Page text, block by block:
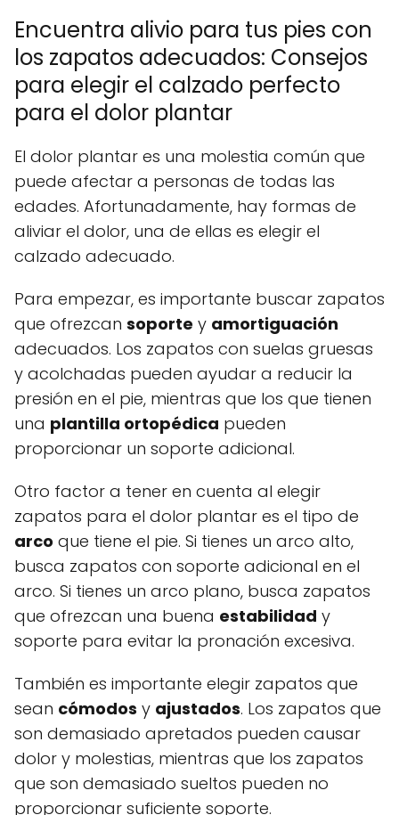
Encuentra alivio para tus pies con
los zapatos adecuados: Consejos
para elegir el calzado perfecto
para el dolor plantar
El dolor plantar es una molestia común que
puede afectar a personas de todas las
edades. Afortunadamente, hay formas de
aliviar el dolor, una de ellas es elegir el
calzado adecuado.
Para empezar, es importante buscar zapatos
que ofrezcan soporte y amortiguación
adecuados. Los zapatos con suelas gruesas
y acolchadas pueden ayudar a reducir la
presión en el pie, mientras que los que tienen
una plantilla ortopédica pueden
proporcionar un soporte adicional.
Otro factor a tener en cuenta al elegir
zapatos para el dolor plantar es el tipo de
arco que tiene el pie. Si tienes un arco alto,
busca zapatos con soporte adicional en el
arco. Si tienes un arco plano, busca zapatos
que ofrezcan una buena estabilidad y
soporte para evitar la pronación excesiva.
También es importante elegir zapatos que
sean cómodos y ajustados. Los zapatos que
son demasiado apretados pueden causar
dolor y molestias, mientras que los zapatos
que son demasiado sueltos pueden no
proporcionar suficiente soporte.